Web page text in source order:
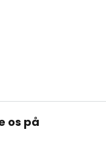
os på